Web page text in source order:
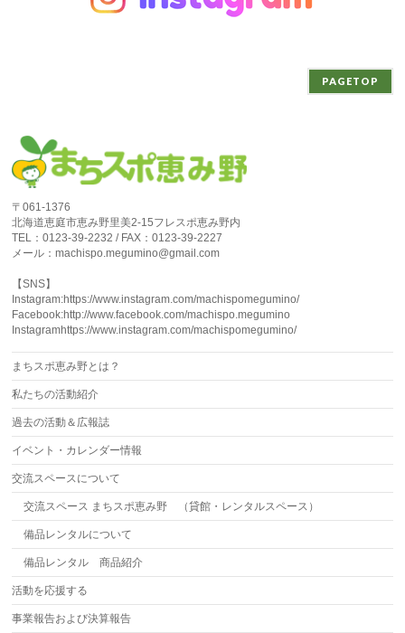
PAGETOP
〒061-1376
北海道恵庭市恵み野里美2-15フレスポ恵み野内
TEL：0123-39-2232 / FAX：0123-39-2227
メール：machispo.megumino@gmail.com
【SNS】
Instagram:https://www.instagram.com/machispomegumino/
Facebook:http://www.facebook.com/machispo.megumino
Instagramhttps://www.instagram.com/machispomegumino/
まちスポ恵み野とは？
私たちの活動紹介
過去の活動＆広報誌
イベント・カレンダー情報
交流スペースについて
交流スペース まちスポ恵み野 （貸館・レンタルスペース）
備品レンタルについて
備品レンタル 商品紹介
活動を応援する
事業報告および決算報告